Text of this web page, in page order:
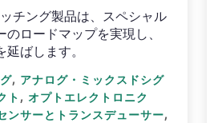
チング製品は、スペシャル
ロードマップを実現し、
ばします。
, アナログ・ミックスドシグ
ト ,オプトエレクトロニク
ンサーとトランスデューサー,